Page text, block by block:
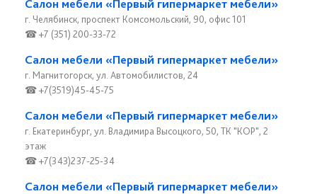
Салон мебели «Первый гипермаркет мебели»
г. Челябинск, проспект Комсомольский, 90, офис 101
☎ +7 (351) 200-33-72
Салон мебели «Первый гипермаркет мебели»
г. Магнитогорск, ул. Автомобилистов, 24
☎ +7(3519)45-45-75
Салон мебели «Первый гипермаркет мебели»
г. Екатеринбург, ул. Владимира Высоцкого, 50, ТК "КОР", 2
этаж
☎ +7(343)237-25-34
Салон мебели «Первый гипермаркет мебели»